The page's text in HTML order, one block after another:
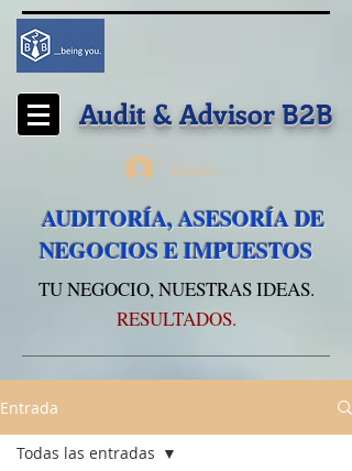
Audit & AdvisorB2B
Iniciar sesión
AUDITORÍA, ASESORÍA DE
NEGOCIOS E IMPUESTOS
TU NEGOCIO, NUESTRAS IDEAS.
RESULTADOS.
Entrada
Todas las entradas